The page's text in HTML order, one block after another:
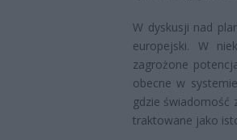
W dyskusji nad
europejski. W
zagrożone
obecne w
gdzie świadomość
traktowane jako